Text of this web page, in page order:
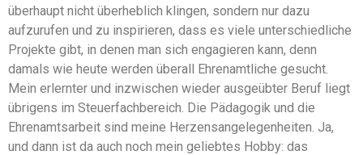
überhaupt nicht überheblich klingen, sondern nur dazu
aufzurufen und zu inspirieren, dass es viele unterschiedliche
Projekte gibt, in denen man sich engagieren kann, denn
damals wie heute werden überall Ehrenamtliche gesucht.
Mein erlernter und inzwischen wieder ausgeübter Beruf liegt
übrigens im Steuerfachbereich. Die Pädagogik und die
Ehrenamtsarbeit sind meine Herzensangelegenheiten. Ja,
und dann ist da auch noch mein geliebtes Hobby: das